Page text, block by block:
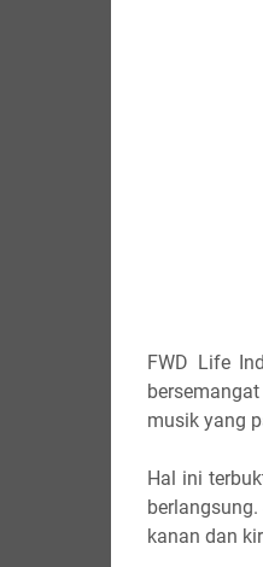
FWD Life
musik yang
Hal ini
kanan dan